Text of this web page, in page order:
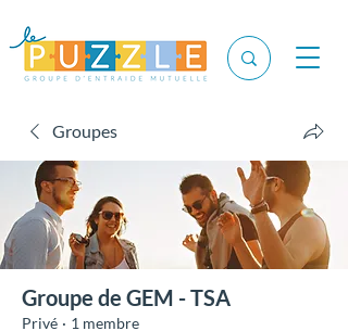
Groupes
Groupe de GEM - TSA
Privé · 1 membre